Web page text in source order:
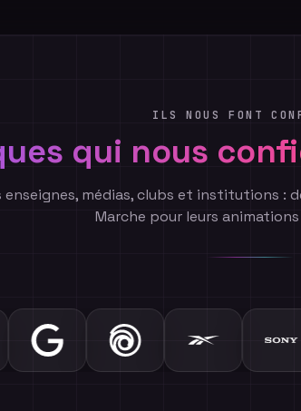
ILS NOUS FONT
qui nous
enseignes, médias, clubs et institutions :
Marche pour leurs